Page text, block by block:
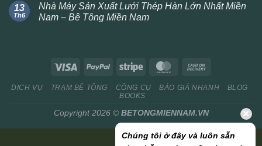
13
Th6
Nhà Máy Sản Xuất Lưới Thép Hàn Lớn Nhất Miền
Nam – Bê Tông Miền Nam
DỊCH VỤ TRẠM BÊ TÔNG CÔNG CỤ BÁO GIÁ NHANH
BLOG
BOOKS
Copyright 2026 ©BETONGMIENNAM.VN
Chúng tôi ở đây và luôn sẵn